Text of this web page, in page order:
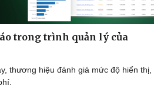
Thị trường
Giá vàng
Tiêu dùng
Giá cà phê
trong trình quản lý của
thương hiệu đánh giá mức độ hiển thị,